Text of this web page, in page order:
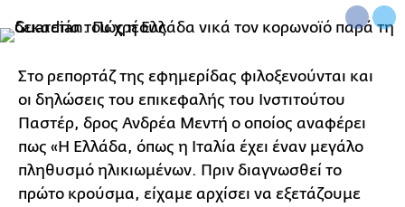
Στο ρεπορτάζ της εφημερίδας φιλοξενούνται και
οι δηλώσεις του επικεφαλής του Ινστιτούτου
Παστέρ, δρος Ανδρέα Μεντή ο οποίος αναφέρει
πως «Η Ελλάδα, όπως η Ιταλία έχει έναν μεγάλο
πληθυσμό ηλικιωμένων. Πριν διαγνωσθεί το
πρώτο κρούσμα, είχαμε αρχίσει να εξετάζουμε